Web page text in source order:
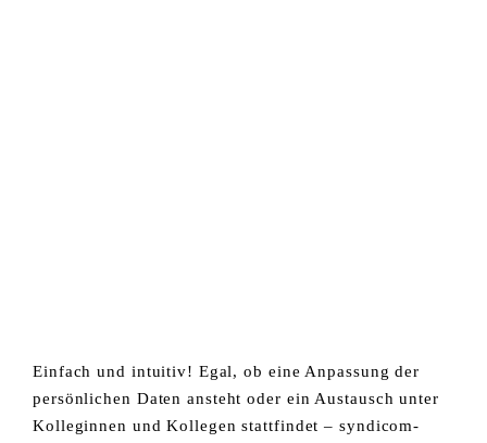
Einfach und intuitiv! Egal, ob eine Anpassung der
persönlichen Daten ansteht oder ein Austausch unter
Kolleginnen und Kollegen stattfindet – syndicom-